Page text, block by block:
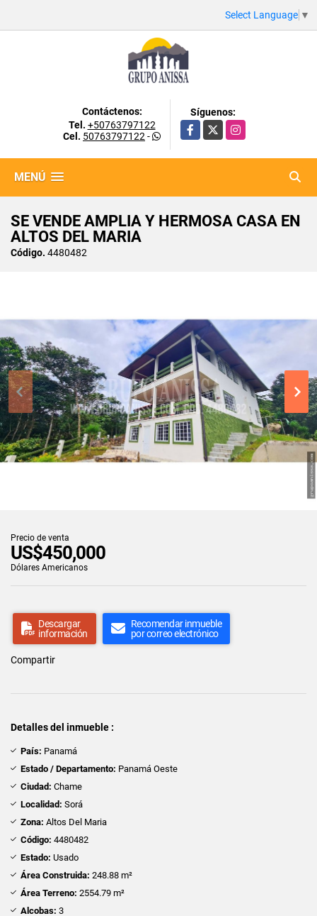
Select Language ▼
Contáctenos:
Tel. +50763797122
Cel. 50763797122 -
Síguenos:
Facebook
X Instagram
MENÚ
SE VENDE AMPLIA Y HERMOSA CASA EN
ALTOS DEL MARIA
Código. 4480482
Precio de venta
US$450,000
Dólares Americanos
Descargar
información
Recomendar inmueble
por correo electrónico
Compartir
Detalles del inmueble :
País: Panamá
Estado / Departamento: Panamá Oeste
Ciudad: Chame
Localidad: Sorá
Zona: Altos Del Maria
Código: 4480482
Estado: Usado
Área Construida: 248.88 m²
Área Terreno: 2554.79 m²
Alcobas: 3